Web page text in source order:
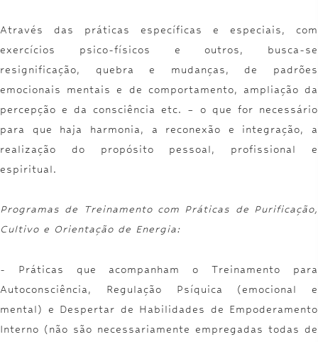
Através das práticas específicas e especiais, com
exercícios psico-físicos e outros, busca-se
resignificação, quebra e mudanças, de padrões
emocionais mentais e de comportamento, ampliação da
percepção e da consciência etc. – o que for necessário
para que haja harmonia, a reconexão e integração, a
realização do propósito pessoal, profissional e
espiritual.
Programas de Treinamento com Práticas de Purificação,
Cultivo e Orientação de Energia:
- Práticas que acompanham o Treinamento para
Autoconsciência, Regulação Psíquica (emocional e
mental) e Despertar de Habilidades de Empoderamento
Interno (não são necessariamente empregadas todas de